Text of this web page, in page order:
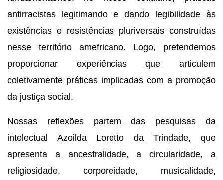
antirracistas legitimando e dando legibilidade às
existências e resistências pluriversais construídas
nesse território amefricano. Logo, pretendemos
proporcionar experiências que articulem
coletivamente práticas implicadas com a promoção
da justiça social.
Nossas reflexões partem das pesquisas da
intelectual Azoilda Loretto da Trindade, que
apresenta a ancestralidade, a circularidade, a
religiosidade, corporeidade, musicalidade,